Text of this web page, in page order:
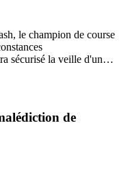
le champion de course
sécurisé la veille d'un…
de